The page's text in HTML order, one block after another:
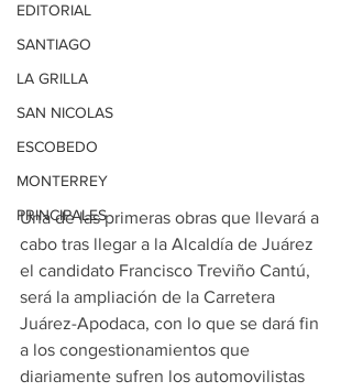
EDITORIAL
SANTIAGO
LA GRILLA
SAN NICOLAS
ESCOBEDO
MONTERREY
PRINCIPALES
Una de las primeras obras que llevará a
cabo tras llegar a la Alcaldía de Juárez
el candidato Francisco Treviño Cantú,
será la ampliación de la Carretera
Juárez-Apodaca, con lo que se dará fin
a los congestionamientos que
diariamente sufren los automovilistas